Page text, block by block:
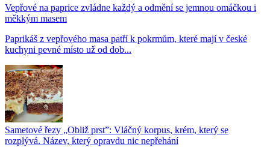
Vepřové na paprice zvládne každý a odmění se jemnou omáčkou i
měkkým masem
Paprikáš z vepřového masa patří k pokrmům, které mají v české
kuchyni pevné místo už od dob...
Sametové řezy „Obliž prst”: Vláčný korpus, krém, který se
rozplývá. Název, který opravdu nic nepřehání